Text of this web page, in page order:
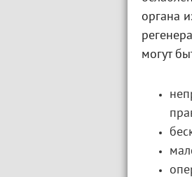
органа
могут